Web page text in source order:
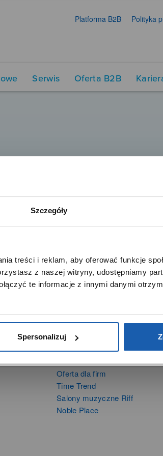
Szczegóły
treści i reklam, aby oferować funkcje
z naszej witryny, udostępniamy
te informacje z innymi danymi
Spersonalizuj
Platforma B2B Polityka
Serwis Oferta B2B
Oferta dla firm
Time Trend
Salony muzyczne Riff
Noble Place
UŻYTKOWNICZKO
w celach analitycznych, statystycznych
w tym aby analizować ruch w tej witrynie,
oraz zapamiętywać Twoje preferencje.
WIĘCEJ PRZEJDŹ DO SERWISU